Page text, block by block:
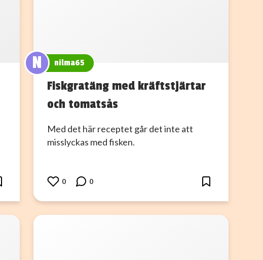
N nilma65
Fiskgratäng med kräftstjärtar
och tomatsås
Med det här receptet går det inte att
misslyckas med fisken.
0 0